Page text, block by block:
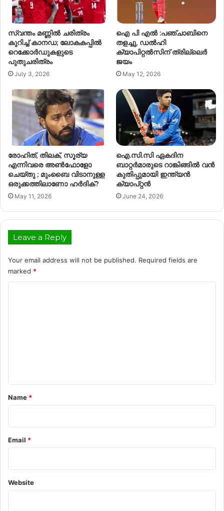
സ്വന്തം മണ്ണിൽ ചരിത്രം
കുറിച്ച് കാനഡ; ലോകകപ്പിൽ
റെക്കോർഡുകളുടെ
പുതുചരിത്രം
July 3, 2026
ഐ പി എൽ :പഞ്ചാബിനെ
തളച്ചു, ഡൽഹി
ക്യാപിറ്റൽസിന് ത്രില്ലെർ
ജയം
May 12, 2026
രോഹിത്, തിലക്, സൂര്യ
എന്നിവരെ അൺഫോളോ
ചെയ്തു ; മുംബൈ വിടാനുള്ള
ഒരുക്കത്തിലാണോ ഹർദിക്?
May 11, 2026
ഐ.സി.സി ഏകദിന
ബാറ്റർമാരുടെ റാങ്കിങ്ങിൽ വൻ
കുതിപ്പുമായി ഇന്ത്യൻ
ക്യാപ്റ്റൻ
June 24, 2026
Leave a Reply
Your email address will not be published. Required fields are
marked *
*
Name *
Email *
Website